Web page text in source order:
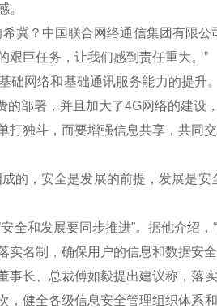
。
？中国联合网络通信集团有限公
艰巨任务，让我们感到责任重大。”
网络和基础通讯服务能力的提升
的部署，并且加大了4G网络的建设
独斗，而要增强信息共享，共同交
，安全是发展的前提，发展是安
和发展要同步推进”。据他介绍，
实名制，确保用户的信息和数据安
长、总裁傅如毅提出建议称，落
，健全各级信息安全管理组织体系